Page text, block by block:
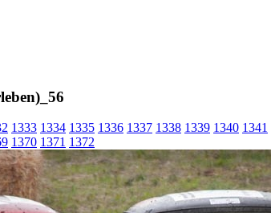
1333 1334 1335 1336 1337 1338 1339 1340 1341
1370 1371 1372